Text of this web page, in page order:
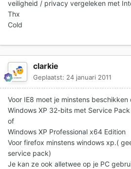
veiligheid / privacy vergeleken met
Thx
Cold
clarkie
Geplaatst: 24 januari 2011
Voor IE8 moet je minstens beschikken
Windows XP 32-bits met Service
of
Windows XP Professional x64 Edition
Voor firefox minstens windows xp.(
service pack)
Je kan ze ook alletwee op je PC